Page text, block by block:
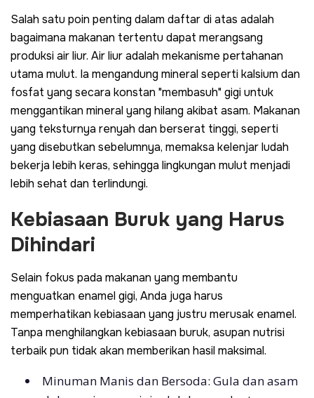
Salah satu poin penting dalam daftar di atas adalah
bagaimana makanan tertentu dapat merangsang
produksi air liur. Air liur adalah mekanisme pertahanan
utama mulut. Ia mengandung mineral seperti kalsium dan
fosfat yang secara konstan "membasuh" gigi untuk
menggantikan mineral yang hilang akibat asam. Makanan
yang teksturnya renyah dan berserat tinggi, seperti
yang disebutkan sebelumnya, memaksa kelenjar ludah
bekerja lebih keras, sehingga lingkungan mulut menjadi
lebih sehat dan terlindungi.
Kebiasaan Buruk yang Harus
Dihindari
Selain fokus pada makanan yang membantu
menguatkan enamel gigi, Anda juga harus
memperhatikan kebiasaan yang justru merusak enamel.
Tanpa menghilangkan kebiasaan buruk, asupan nutrisi
terbaik pun tidak akan memberikan hasil maksimal.
Minuman Manis dan Bersoda: Gula dan asam